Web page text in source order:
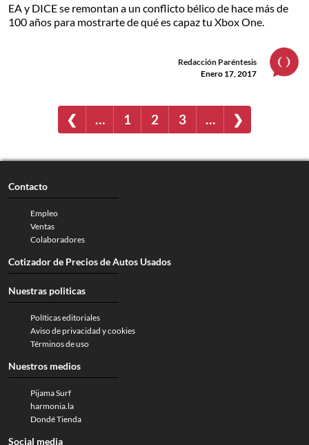
EA y DICE se remontan a un conflicto bélico de hace más de
100 años para mostrarte de qué es capaz tu Xbox One.
Redacción Paréntesis
Enero 17, 2017
❮ … 1 2 3 … ❯
Contacto
Empleo
Ventas
Colaboradores
Cotizador de Precios de Autos Usados
Nuestras politicas
Políticas editoriales
Aviso de privacidad y cookies
Términos de uso
Nuestros medios
Pijama Surf
harmonia.la
Dondé Tienda
Social media